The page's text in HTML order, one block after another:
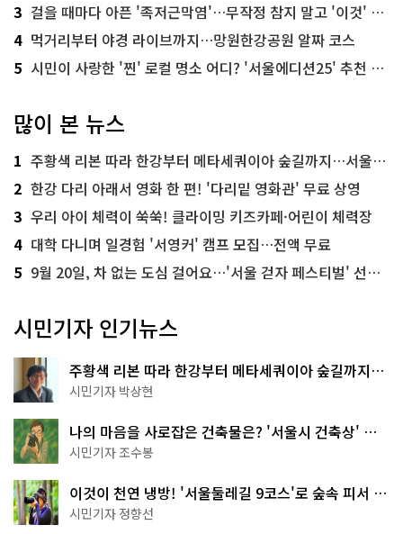
3 걸을 때마다 아픈 '족저근막염'…무작정 참지 말고 '이것' 해보세요!
4 먹거리부터 야경 라이브까지…망원한강공원 알짜 코스
5 시민이 사랑한 '찐' 로컬 명소 어디? '서울에디션25' 추천 코스
많이 본 뉴스
1 주황색 리본 따라 한강부터 메타세쿼이아 숲길까지…서울둘레길 15코스
2 한강 다리 아래서 영화 한 편! '다리밑 영화관' 무료 상영
3 우리 아이 체력이 쑥쑥! 클라이밍 키즈카페·어린이 체력장
4 대학 다니며 일경험 '서영커' 캠프 모집…전액 무료
5 9월 20일, 차 없는 도심 걸어요…'서울 걷자 페스티벌' 선착순 5천명
시민기자 인기뉴스
주황색 리본 따라 한강부터 메타세쿼이아 숲길까지…
서울둘레길 15코스
시민기자 박상현
나의 마음을 사로잡은 건축물은? '서울시 건축상' 수
상작 공개!
시민기자 조수봉
이것이 천연 냉방! '서울둘레길 9코스'로 숲속 피서 떠
나볼까
시민기자 정향선